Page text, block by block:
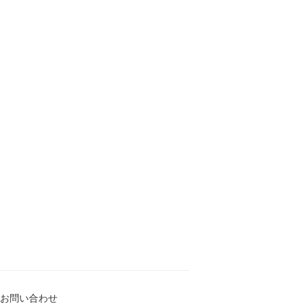
お問い合わせ